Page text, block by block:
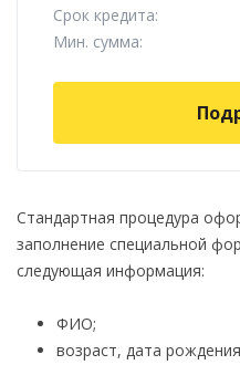
Срок кредита:
Мин. сумма:
Стандартная процедура
заполнение специальной
следующая информация:
ФИО;
возраст, дата